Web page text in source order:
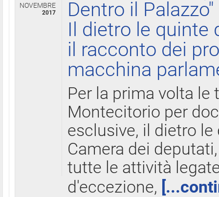
NOVEMBRE
2017
Dentro il Palazzo"
Il dietro le quinte
il racconto dei
macchina
Per la prima volta le
Montecitorio per
esclusive, il dietro
Camera dei
tutte le attività
d'eccezione,